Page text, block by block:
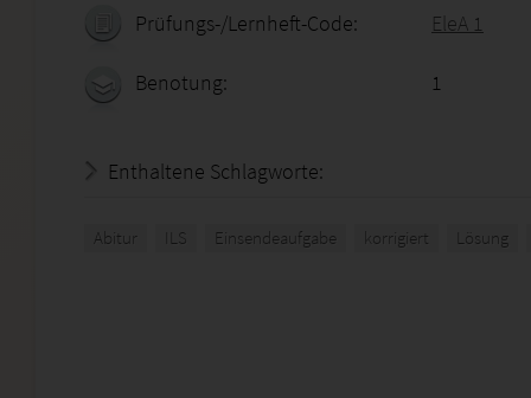
Prüfungs-/Lernheft-Code: EleA 1
Benotung: 1
Enthaltene Schlagworte:
Abitur ILS Einsendeaufgabe korrigiert Lösung